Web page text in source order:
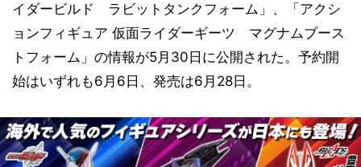
イダービルド ラビットタンクフォーム」、「アクシ
ョンフィギュア 仮面ライダーギーツ マグナムブース
トフォーム」の情報が5月30日に公開された。予約開
始はいずれも6月6日、発売は6月28日。